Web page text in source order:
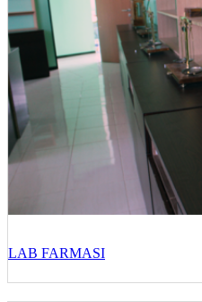
LAB FARMASI